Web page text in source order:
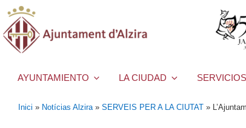
AYUNTAMIENTO LA CIUDAD
Inici » Notícias Alzira » SERVEIS PER A LA CIUTAT »